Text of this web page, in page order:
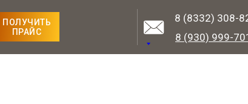
ПОЛУЧИТЬ
ПРАЙС
8 (930) 999-
8 (8332) 308-